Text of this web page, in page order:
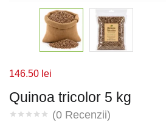
Quinoa tricolor 5 kg
(0 Recenzii)
146.50 lei